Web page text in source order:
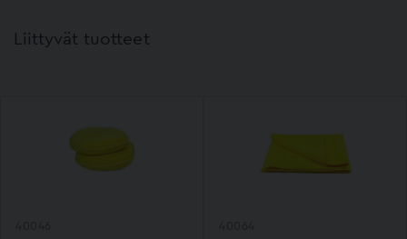
Liittyvät tuotteet